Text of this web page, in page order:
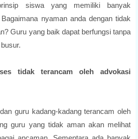
siswa yang memiliki banyak
nyaman anda dengan tidak
Guru yang baik dapat berfungsi tanpa
tidak terancam oleh advokasi
guru kadang-kadang terancam oleh
guru yang tidak aman akan melihat